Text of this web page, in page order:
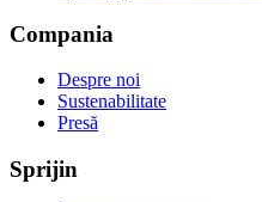
Compania
Despre noi
Sustenabilitate
Presă
Sprijin